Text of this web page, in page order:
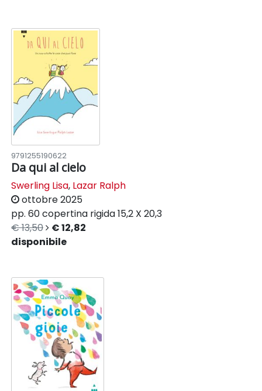
9791255190622
Da qui al cielo
Swerling Lisa, Lazar Ralph
ottobre 2025
pp. 60copertina rigida15,2 X 20,3
€ 13,50
€ 12,82
disponibile